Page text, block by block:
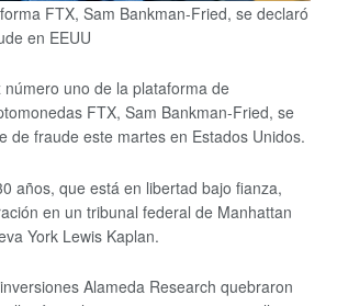
FTX, Sam Bankman-Fried, se declaró
en EEUU
número uno de la plataforma de
FTX, Sam Bankman-Fried, se
de fraude este martes en Estados Unidos.
años, que está en libertad bajo fianza,
en un tribunal federal de Manhattan
York Lewis Kaplan.
Alameda Research quebraron